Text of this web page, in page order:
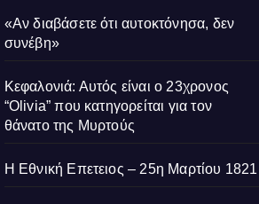
«Αν διαβάσετε ότι αυτοκτόνησα, δεν
συνέβη»
Κεφαλονιά: Αυτός είναι ο 23χρονος
“Olivia” που κατηγορείται για τον
θάνατο της Μυρτούς
Η Εθνική Επετειος – 25η Μαρτίου 1821